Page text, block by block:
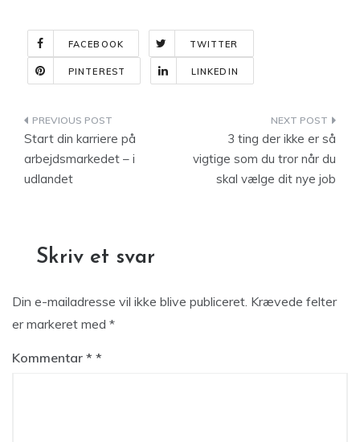
FACEBOOK TWITTER
PINTEREST LINKEDIN
Indlægsnavigation
Start din karriere på
arbejdsmarkedet – i
udlandet
3 ting der ikke er så
vigtige som du tror når du
skal vælge dit nye job
Skriv et svar
Din e-mailadresse vil ikke blive publiceret. Krævede felter
er markeret med *
Kommentar *